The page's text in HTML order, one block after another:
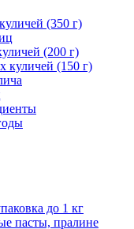
(350 г)
(200 г)
куличей (150 г)
до 1 кг
пасты, пралине